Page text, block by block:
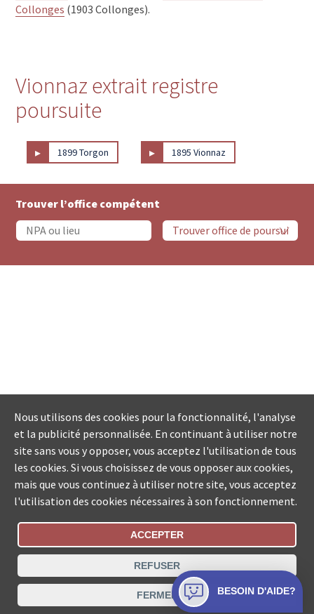
Collonges (1903 Collonges).
Vionnaz extrait registre
poursuite
▸ 1899 Torgon ▸ 1895 Vionnaz
Trouver l’office compétent
Statut De La Commande
Recherche des offices de Suisse
Protection des données Mentions légales
Nous utilisons des cookies pour la fonctionnalité, l'analyse
et la publicité personnalisée. En continuant à utiliser notre
site sans vous y opposer, vous acceptez l'utilisation de tous
les cookies. Si vous choisissez de vous opposer aux cookies,
mais que vous continuez à utiliser notre site, vous acceptez
l'utilisation des cookies nécessaires à son fonctionnement.
ACCEPTER
REFUSER
FERMER BESOIN D'AIDE?